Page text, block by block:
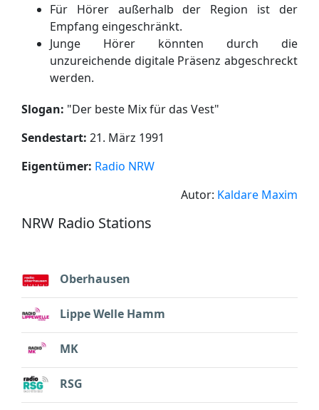
Für Hörer außerhalb der Region ist der
Empfang eingeschränkt.
Junge Hörer könnten durch die
unzureichende digitale Präsenz abgeschreckt
werden.
Slogan: "Der beste Mix für das Vest"
Sendestart: 21. März 1991
Eigentümer: Radio NRW
Autor: Kaldare Maxim
NRW Radio Stations
Oberhausen
Lippe Welle Hamm
MK
RSG